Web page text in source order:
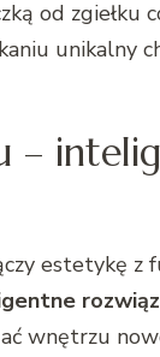
od zgiełku
unikalny
–
estetykę
wnętrzu